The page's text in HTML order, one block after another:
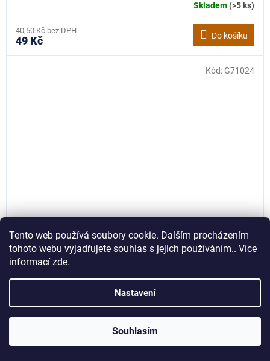
Tento web používá soubory cookie. Dalším procházením
tohoto webu vyjadřujete souhlas s jejich používáním.. Více
informací zde.
Nastavení
Souhlasím
Skladem(>5 ks)
40,50 Kč bez DPH
49 Kč Do košíku
Kolo nenafukovací plné 4.00-8 390x95mm, Geko
Kód: G71024